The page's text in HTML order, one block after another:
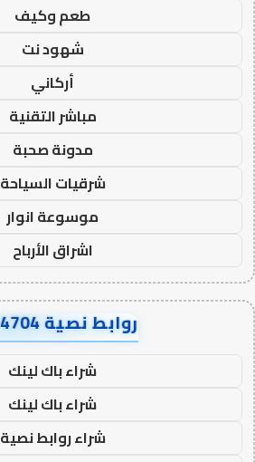
طعم وكيف
شهود نت
أركاني
مباشر التقنية
مدونة صحبة
شرقيات السياحة
موسوعة انوار
اشراق الأرباح
روابط نصية AA14704
شراء باك لينك
شراء باك لينك
شراء روابط نصية